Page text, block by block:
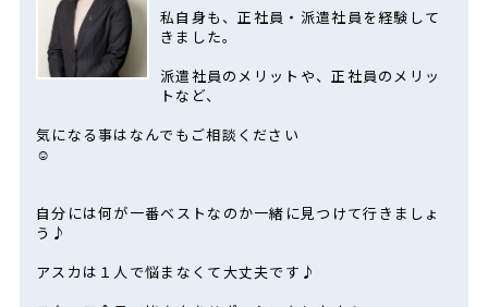
私自身も、正社員・派遣社員を経験して
きました。
派遣社員のメリットや、正社員のメリッ
トなど、
気になる事はなんでもご相談ください
☺
自分には何が一番ベストなのか一緒に見つけて行きましょ
う♪
アスカは１人で悩まなくて大丈夫です♪